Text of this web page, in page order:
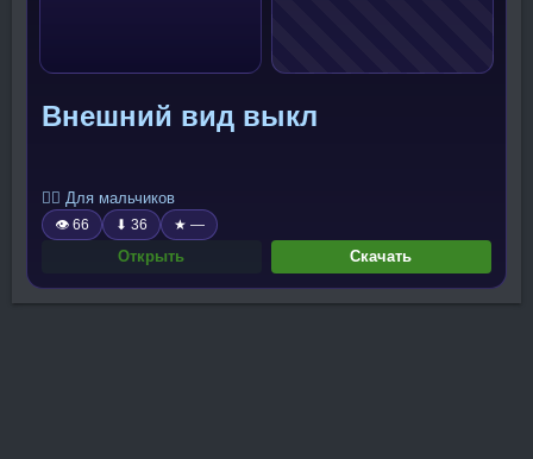
Внешний вид выкл
🧍‍♂️ Для мальчиков
👁 66 ⬇ 36 ★ —
Открыть Скачать